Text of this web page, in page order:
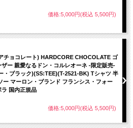
価格:5,000円(税込 5,500円)
チョコレート) HARDCORE CHOCOLATE ゴ
ザー 親愛なるドン・コルレオーネ -限定販売-
・ブラック)(SS:TEE)(T-2521-BK) Tシャツ 半
ー マーロン・ブランド フランシス・フォー
ラ 国内正規品
価格:5,000円(税込 5,500円)